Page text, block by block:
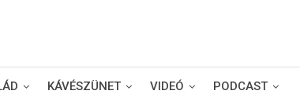
KÁVÉSZÜNET VIDEÓ PODCAST